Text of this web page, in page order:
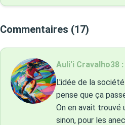
Commentaires (17)
Auli'i Cravalho38 :
L'idée de la
pense que ça
On en avait trouvé
sinon, pour les